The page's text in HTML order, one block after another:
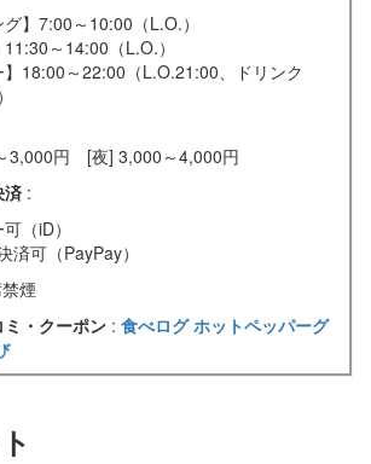
グ】7:00～10:00（L.O.）
11:30～14:00（L.O.）
】18:00～22:00（L.O.21:00、ドリンク
3,000円 [夜] 3,000～4,000円
済 :
（iD）
済可（PayPay）
煙
・クーポン : 食べログホットペッパーグ